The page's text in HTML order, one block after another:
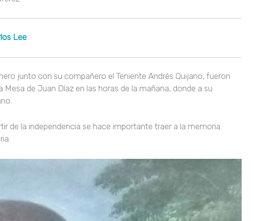
Lee
junto con su compañero el Teniente Andrés Quijano, fueron
de Juan Díaz en las horas de la mañana, donde a su
de la independencia se hace importante traer a la memoria